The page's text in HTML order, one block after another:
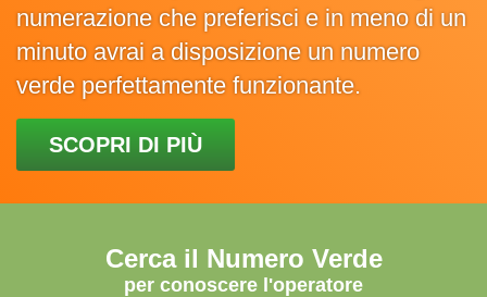
numerazione che preferisci e in meno di un
minuto avrai a disposizione un numero
verde perfettamente funzionante.
SCOPRI DI PIÙ
Cerca il Numero Verde
per conoscere l'operatore